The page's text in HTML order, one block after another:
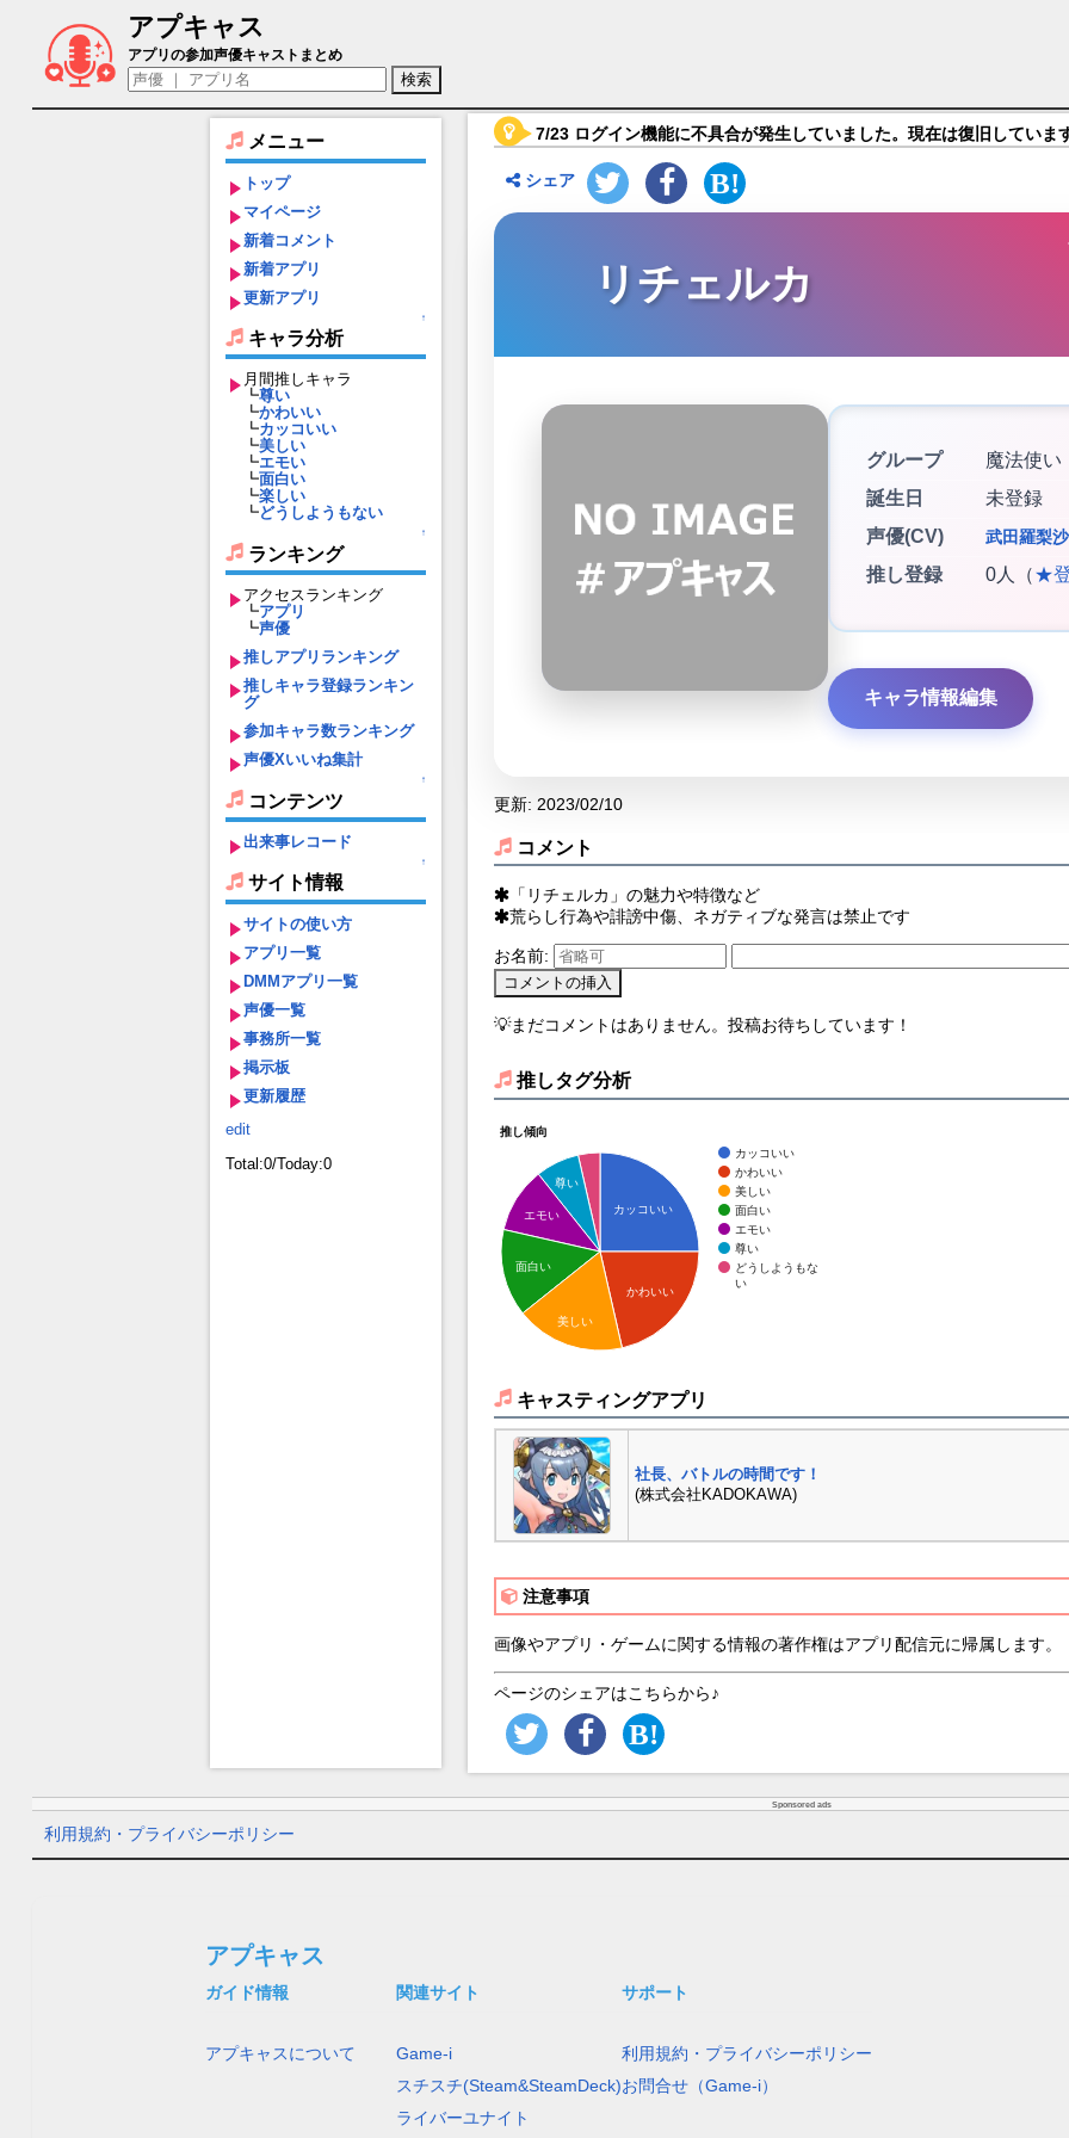
アプキャス
リチェルカ（声優：武田羅梨沙多胡)【社長、バトルの時間です！】キャラ紹介
アプリの参加声優キャストまとめ
メニュー
トップ
マイページ
新着コメント
新着アプリ
更新アプリ
↑
キャラ分析
月間推しキャラ
┗尊い
┗かわいい
┗カッコいい
┗美しい
┗エモい
┗面白い
┗楽しい
┗どうしようもない
↑
ランキング
アクセスランキング
┗アプリ
┗声優
推しアプリランキング
推しキャラ登録ランキン
グ
参加キャラ数ランキング
声優Xいいね集計
↑
コンテンツ
出来事レコード
↑
サイト情報
サイトの使い方
アプリ一覧
DMMアプリ一覧
声優一覧
事務所一覧
掲示板
更新履歴
edit
Total:0/Today:0
7/23 ログイン機能に不具合が発生していました。現在は復旧していま
シェア
リチェルカ
グループ
魔法使い
誕生日
未登録
声優(CV)
武田羅梨
推し登録 0人（★
キャラ情報編集
更新: 2023/02/10
コメント
「リチェルカ」の魅力や特徴など
荒らし行為や誹謗中傷、ネガティブな発言は禁止です
お名前:
💡まだコメントはありません。投稿お待ちしています！
推しタグ分析
推し傾向
カッコいい
かわいい
美しい
面白い
エモい
尊い
どうしようもな
い
カッコいい
かわいい
尊い
エモい
面白い
美しい
キャスティングアプリ
社長、バトルの時間です！
(株式会社KADOKAWA)
注意事項
画像やアプリ・ゲームに関する情報の著作権はアプリ配信元に帰属します。
ページのシェアはこちらから♪
Sponsored ads
利用規約・プライバシーポリシー
アプキャス
ガイド情報
アプキャスについて
関連サイト
Game-i
スチスチ(Steam&SteamDeck)
ライバーユナイト
サポート
利用規約・プライバシーポリシー
お問合せ（Game-i）